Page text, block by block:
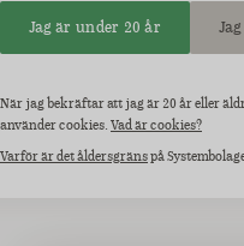
Jag är under 20 år
När jag bekräftar att jag är 20 år eller
använder cookies. Vad är cookies?
Varför är det åldersgränspå